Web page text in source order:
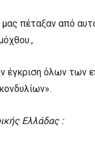
πέταξαν από
έγκριση όλων των
Ελλάδας :